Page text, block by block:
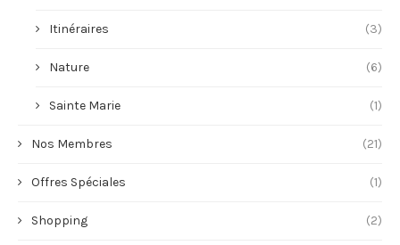
Itinéraires (3)
Nature (6)
Sainte Marie (1)
Nos Membres (21)
Offres Spéciales (1)
Shopping (2)